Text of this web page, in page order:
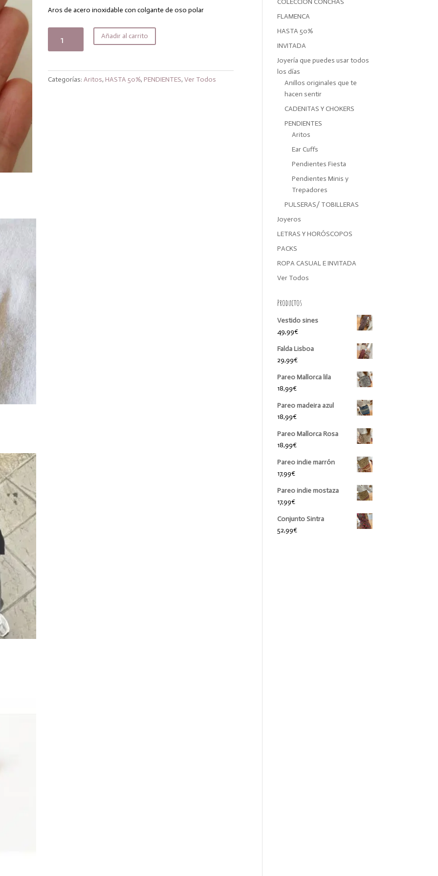
era: es:
Aros de acero inoxidable con colgante de oso polar
Añadir al carrito
Categorías:Aritos, HASTA 50%, PENDIENTES,Ver Todos
COLECCIÓN CONCHAS
FLAMENCA
HASTA 50%
INVITADA
Joyería que puedes usar todos
los días
Anillos originales que te
hacen sentir
CADENITAS Y CHOKERS
PENDIENTES
Aritos
Ear Cuffs
Pendientes Fiesta
Pendientes Minis y
Trepadores
PULSERAS/ TOBILLERAS
Joyeros
LETRAS Y HORÓSCOPOS
PACKS
ROPA CASUAL E INVITADA
Ver Todos
Productos
Vestido sines
49,99€
Falda Lisboa
29,99€
Pareo Mallorca lila
18,99€
Pareo madeira azul
18,99€
Pareo Mallorca Rosa
18,99€
Pareo indie marrón
17,99€
Pareo indie mostaza
17,99€
Conjunto Sintra
52,99€